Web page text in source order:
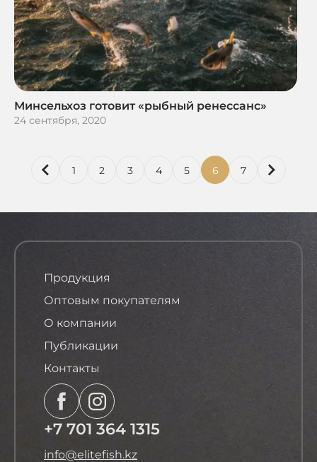
Минсельхоз готовит «рыбный ренессанс»
24 сентября, 2020
1 2 3 4 5 6 7
Продукция
Оптовым покупателям
О компании
Публикации
Контакты
+7 701 364 1315
info@elitefish.kz